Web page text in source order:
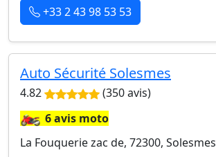
+33 2 43 98 53 53
Auto Sécurité Solesmes
4.82 (350 avis)
🏍️6 avis moto
La Fouquerie zac de, 72300, Solesmes